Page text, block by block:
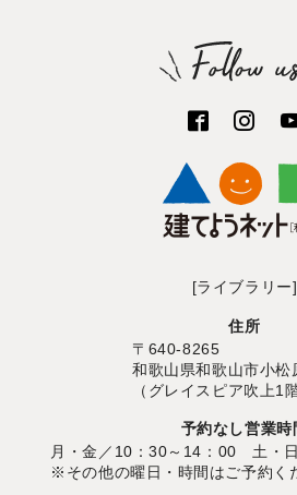
[ライブラリー]
住所
〒640-8265
和歌山県和歌山市小
（グレイスピア吹上1階
予約なし営業時
月・金／10：30～14：00 土・
※その他の曜日・時間はご予約く